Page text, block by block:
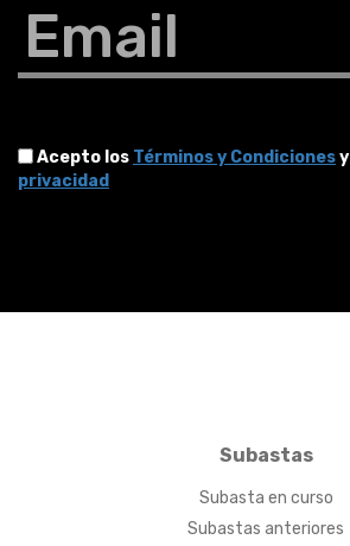
Email
Acepto los Términos y Condicionesy
privacidad
Subastas
Subasta en curso
Subastas anteriores